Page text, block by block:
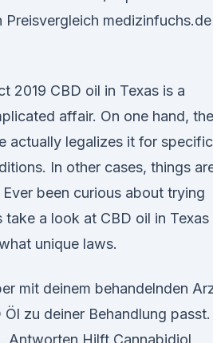
Preisvergleich medizinfuchs.de
2019 CBD oil in Texas is a
affair. On one hand, the
actually legalizes it for specific
In other cases, things
been curious about trying
take a look at CBD oil in Texas
unique laws.
mit deinem behandelnden
zu deiner Behandlung passt.
Antworten Hilft Cannabidiol